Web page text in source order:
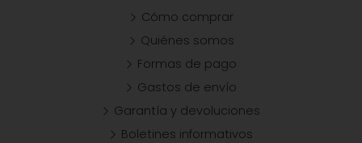
Cómo comprar
Quiénes somos
Formas de pago
Gastos de envío
Garantía y devoluciones
Boletines informativos